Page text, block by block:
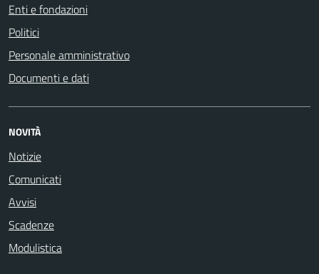
Enti e fondazioni
Politici
Personale amministrativo
Documenti e dati
NOVITÀ
Notizie
Comunicati
Avvisi
Scadenze
Modulistica